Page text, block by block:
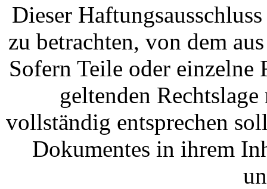
Dieser
zu betrachten, von dem
Sofern Teile oder einzelne
geltenden
vollständig entsprechen
Dokumentes in ihrem